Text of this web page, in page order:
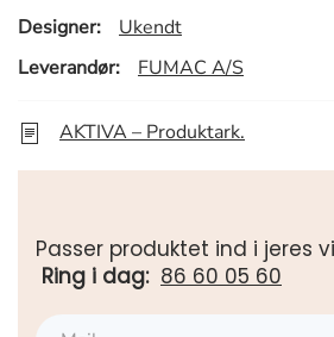
Designer:
Ukendt
Leverandør:
FUMAC A/S
AKTIVA – Produktark.
Passer produktet ind i jeres
Ring i dag: 86 60 05 60